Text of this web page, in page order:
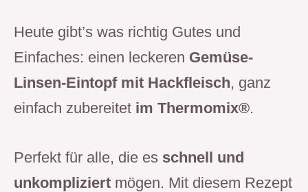
Heute gibt’s was richtig Gutes und
Einfaches: einen leckeren Gemüse-
Linsen-Eintopf mit Hackfleisch, ganz
einfach zubereitet im Thermomix®.
Perfekt für alle, die es schnell und
unkompliziert mögen. Mit diesem Rezept